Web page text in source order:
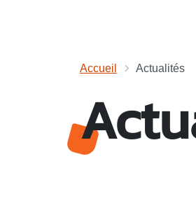
Accueil Actualités